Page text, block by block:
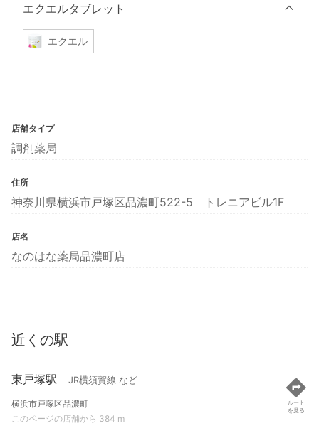
エクエルタブレット
エクエル
店舗タイプ
調剤薬局
住所
神奈川県横浜市戸塚区品濃町522-5 トレニアビル1F
店名
なのはな薬局品濃町店
近くの駅
東戸塚駅 JR横須賀線 など
横浜市戸塚区品濃町
このページの店舗から 384 m
ルート
を見る